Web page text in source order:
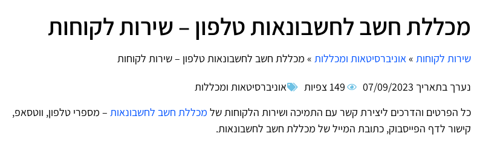
מכללת חשב לחשבונאות טלפון – שירות לקוחות
שירות לקוחות »אוניברסיטאות ומכללות » מכללת חשב לחשבונאות טלפון – שירות לקוחות
נערך בתאריך 07/09/2023 149 צפיות
אוניברסיטאות ומכללות
כל הפרטים והדרכים ליצירת קשר עם התמיכה ושירות הלקוחות של מכללת חשב לחשבונאות – מספרי טלפון, ווטסאפ,
קישור לדף הפייסבוק, כתובת המייל של מכללת חשב לחשבונאות.